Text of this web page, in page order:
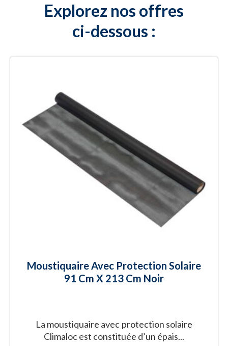
Explorez nos offres
ci-dessous :
Moustiquaire Avec Protection Solaire
91 Cm X 213 Cm Noir
La moustiquaire avec protection solaire
Climaloc est constituée d’un épais...